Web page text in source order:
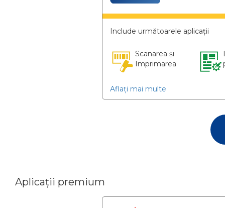
Include următoarele aplicații
Scanarea și
Imprimarea
Aflați mai multe
Aplicații premium